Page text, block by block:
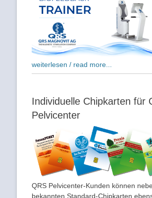
weiterlesen / read more...
Individuelle Chipkarten für
Pelvicenter
QRS Pelvicenter-Kunden können
bekannten Standard-Chipkarten